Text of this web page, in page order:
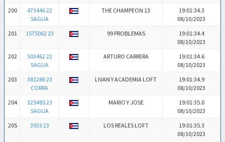
200
473446 22
SAGUA
THE CHAMPEON 13
19:01:34.3
08/10/2023
201
1575062 23 99 PROBLEMAS
19:01:34.4
08/10/2023
202
503462 22
SAGUA
ARTURO CARRERA
19:01:34.6
08/10/2023
203
381286 23
CORRA
LIVAN Y ACADEMIA LOFT
19:01:34.9
08/10/2023
204
325485 23
SAGUA
MARIO Y JOSE
19:01:35.0
08/10/2023
205
3933 23 LOS REALES LOFT
19:01:35.3
08/10/2023